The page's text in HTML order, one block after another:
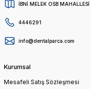
İBNİ MELEK OSB
4446291
info@dentalparca.com
Kurumsal
Mesafeli Satış Sözleşmesi